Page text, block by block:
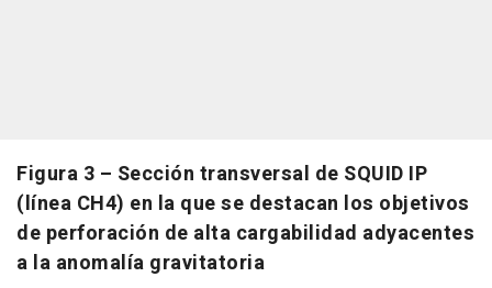
Figura 3 – Sección transversal de SQUID IP
(línea CH4) en la que se destacan los objetivos
de perforación de alta cargabilidad adyacentes
a la anomalía gravitatoria